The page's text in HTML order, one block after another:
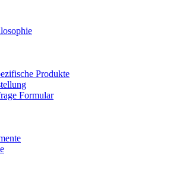
Produkte
Formular